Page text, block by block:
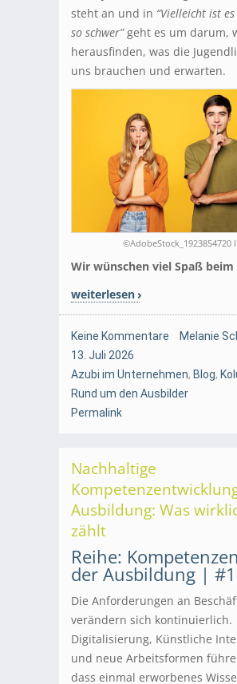
steht an und in “Vielleicht ist
so schwer”geht es um darum,
herausfinden, was die
uns brauchen und erwarten.
©AdobeStock_1923854720
Wir wünschen viel Spaß beim
weiterlesen
Keine Kommentare
Melanie
13. Juli 2026
Azubi im Unternehmen, Blog,
Rund um den Ausbilder
Permalink
Nachhaltige
Ausbildung: Was
zählt
Reihe:
der Ausbildung | #1
Die Anforderungen an
verändern sich kontinuierlich.
Digitalisierung, Künstliche
und neue Arbeitsformen
dass einmal erworbenes